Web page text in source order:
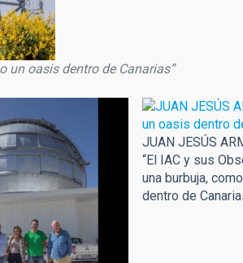
un oasis dentro de Canarias”
JUAN JESÚS
“El IAC y sus
una burbuja,
dentro de